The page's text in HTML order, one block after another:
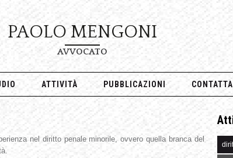
PAOLO MENGONI
AVVOCATO
ATTIVITÀ PUBBLICAZIONI
nel diritto penale minorile, ovvero quella branca del